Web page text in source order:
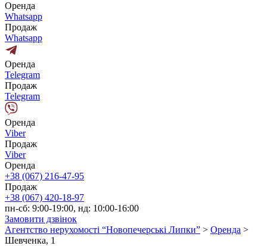
Оренда
Whatsapp
Продаж
Whatsapp
Оренда
Telegram
Продаж
Telegram
Оренда
Viber
Продаж
Viber
Оренда
+38 (067) 216-47-95
Продаж
+38 (067) 420-18-97
пн-сб: 9:00-19:00, нд: 10:00-16:00
Замовити дзвінок
Агентство нерухомості “Новопечерські Липки” > Оренда >
Шевченка, 1